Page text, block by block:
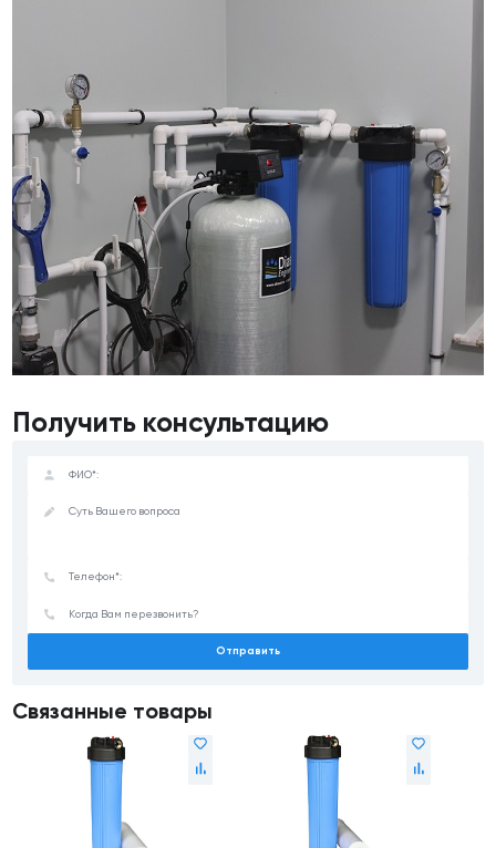
Получить консультацию
Отправить
Связанные товары